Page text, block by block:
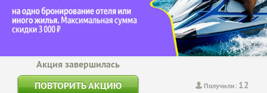
Получили: 12
Акция завершилась
ПОВТОРИТЬ АКЦИЮ